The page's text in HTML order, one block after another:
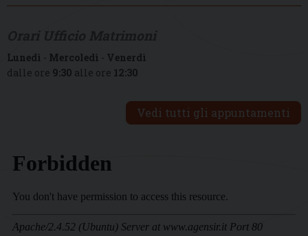
Lunedì - Mercoledì - Venerdì
dalle ore 9:30 alle ore 12:30
Vedi tutti gli appuntamenti